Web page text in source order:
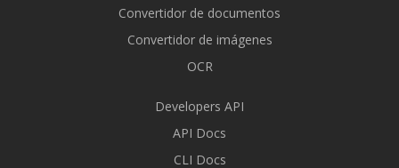
Convertidor de documentos
Convertidor de imágenes
OCR
Developers API
API Docs
CLI Docs